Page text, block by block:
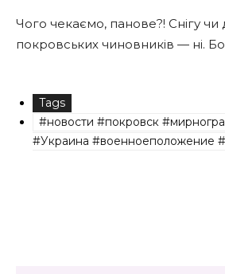
Чого чекаємо, панове?! Снігу
покровських чиновників — ні.
Tags
#новости #покровск
#Украина #военноеположение